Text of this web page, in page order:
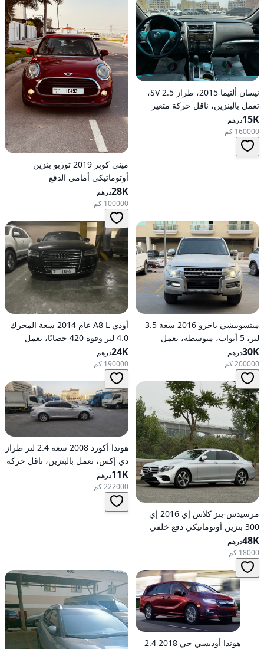
نيسان ألتيما 2015، طراز 2.5 SV،
تعمل بالبنزين، ناقل حركة متغير
مستمر (CVT)، دفع أمامي
15Kدرهم
160000 كم
ميني كوبر 2019 توربو بنزين
أوتوماتيكي أمامي الدفع
28Kدرهم
100000 كم
ميتسوبيشي باجرو 2016 سعة 3.5
لتر، 5 أبواب، متوسطة، تعمل
بالبنزين، أوتوماتيكية، دفع رباعي
30Kدرهم
200000 كم
أودي A8 L عام 2014 سعة المحرك
4.0 لتر وقوة 420 حصانًا، تعمل
بالبنزين، ناقل حركة أوتوماتيكي، دفع
كلي للعجلات
24Kدرهم
190000 كم
مرسيدس-بنز كلاس إي 2016 إي
300 بنزين أوتوماتيكي دفع خلفي
48Kدرهم
18000 كم
هوندا أكورد 2008 سعة 2.4 لتر طراز
دي إكس، تعمل بالبنزين، ناقل حركة
أوتوماتيكي، دفع أمامي
11Kدرهم
222000 كم
هوندا أوديسي جي 2018 2.4